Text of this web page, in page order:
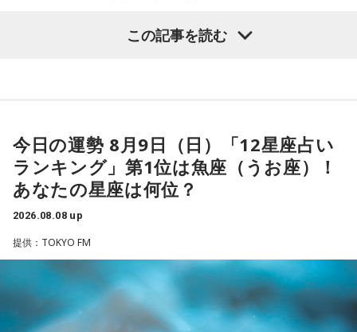
ペナントレース終盤の神宮球場、一つ一つのプレーの重みが
「ニッポン放送ショウアップナイター ヤクルト×DeNA」
■放送日時：8月15日（土） 17時50分～試合終了 （延長対
応あり）
■スペシャルゲスト解説：髙津臣吾
■実況：師岡正雄アナウンサー
■番組X：@showup1242
■ハッシュタグ：#ショウアップナイター #60n
【2位】蟹座（かに座）
好調な運気で心地よく過ごせる1日となりそうです。直感が冴
えやすい運気なので、選択に迷った際は自分の直感を参考に
してみてください。
学びや成長ができそうな1日です。今日は視野が広がりやすく
学びが深まりそうです。海外のことに目を向けたり、探究心
を大切に過ごしてみましょう。
この記事を読む
今日の運勢 8月9日（日）「12星座占い
ランキング」第1位は魚座（うお座）！
あなたの星座は何位？
2026.08.08 up
提供：TOKYO FM